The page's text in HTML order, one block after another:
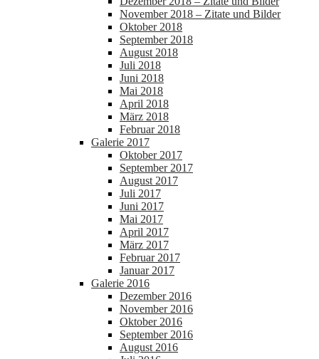
November 2018 – Zitate und Bilder
Oktober 2018
September 2018
August 2018
Juli 2018
Juni 2018
Mai 2018
April 2018
März 2018
Februar 2018
Galerie 2017
Oktober 2017
September 2017
August 2017
Juli 2017
Juni 2017
Mai 2017
April 2017
März 2017
Februar 2017
Januar 2017
Galerie 2016
Dezember 2016
November 2016
Oktober 2016
September 2016
August 2016